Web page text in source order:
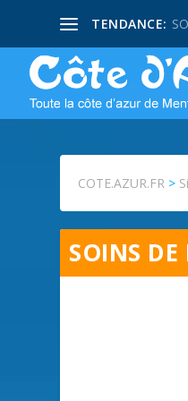
TENDANCE:
COTE.AZUR.FR >
SOINS